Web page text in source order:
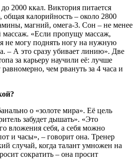
2000 ккал. Виктория питается
общая калорийность – около 2800
магний, омега-3. Сон – не менее
массаж. «Если пропущу массаж,
не могу поднять ногу на нужную
– А это сразу убивает линию». Две
за карьеру научили её: лучше
равномерно, чем рвануть за 4 часа и
о «золоте мира». Её цель
забудет дышать». «Это
вложения себя, а себя можно
и часы», – говорит она. Тренер
случай, когда талант умножен на
сократить – она просит